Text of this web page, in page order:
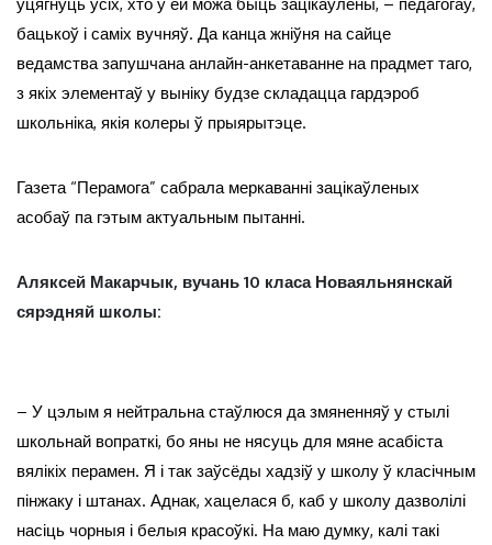
ўцягнуць усіх, хто ў ёй можа быць зацікаўлены, – педагогаў,
бацькоў і саміх вучняў. Да канца жніўня на сайце
ведамства запушчана анлайн-анкетаванне на прадмет таго,
з якіх элементаў у выніку будзе складацца гардэроб
школьніка, якія колеры ў прыярытэце.
Газета “Перамога” сабрала меркаванні зацікаўленых
асобаў па гэтым актуальным пытанні.
Аляксей Макарчык, вучань 10 класа Новаяльнянскай
сярэдняй школы:
– У цэлым я нейтральна стаўлюся да змяненняў у стылі
школьнай вопраткі, бо яны не нясуць для мяне асабіста
вялікіх перамен. Я і так заўсёды хадзіў у школу ў класічным
пінжаку і штанах. Аднак, хацелася б, каб у школу дазволілі
насіць чорныя і белыя красоўкі. На маю думку, калі такі